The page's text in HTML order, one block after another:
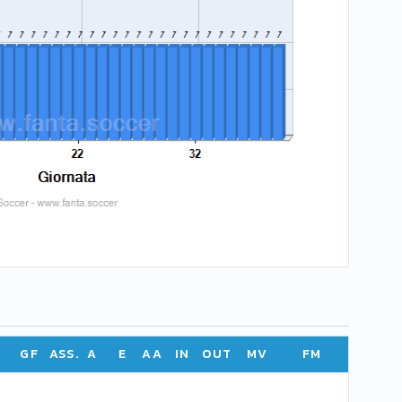
GF ASS. A E AA IN OUT MV FM